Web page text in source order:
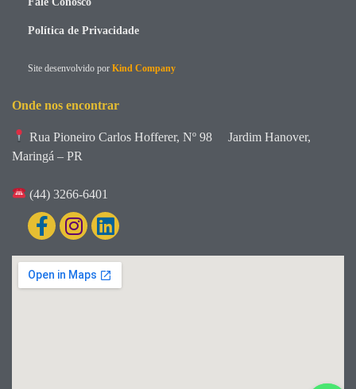
Política de Privacidade
Site desenvolvido por Kind Company
Onde nos encontrar
Rua Pioneiro Carlos Hofferer, Nº 98
Jardim Hanover,
Maringá – PR
(44) 3266-6401